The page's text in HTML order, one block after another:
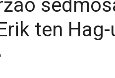
otkrio pregovore sa Dušanom
slike iz garaže. “Moje igračke”
izgubio glavu, šta mu ovo treba?
ten Hag-